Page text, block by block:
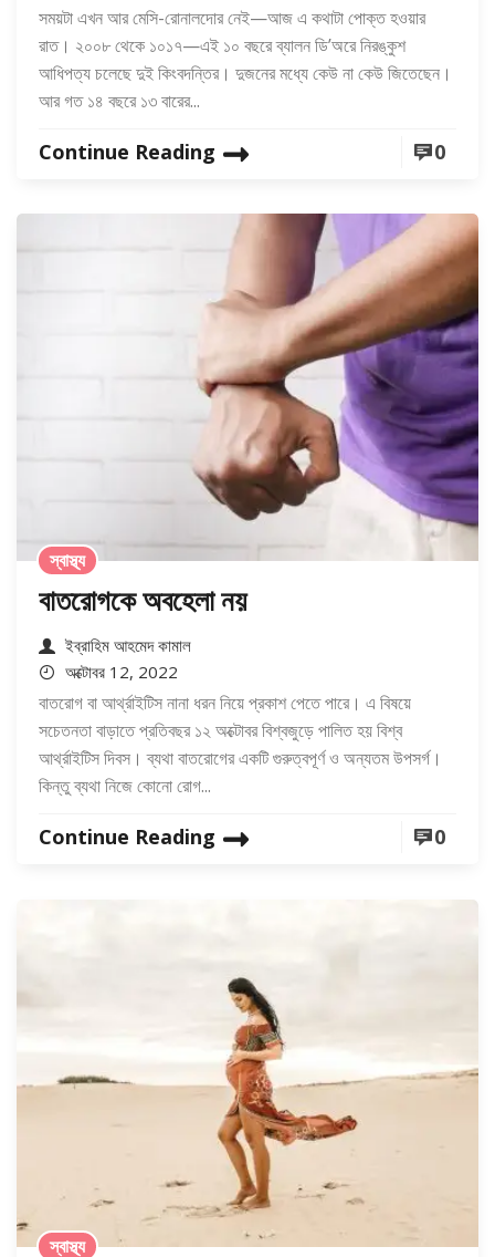
সময়টা এখন আর মেসি-রোনালদোর নেই—আজ এ কথাটা পোক্ত হওয়ার
রাত। ২০০৮ থেকে ১০১৭—এই ১০ বছরে ব্যালন ডি’অরে নিরঙ্কুশ
আধিপত্য চলেছে দুই কিংবদন্তির। দুজনের মধ্যে কেউ না কেউ জিতেছেন।
আর গত ১৪ বছরে ১৩ বারের...
Continue Reading 0
স্বাস্থ্য
বাতরোগকে অবহেলা নয়
ইব্রাহিম আহমেদ কামাল
অক্টোবর 12, 2022
বাতরোগ বা আর্থ্রাইটিস নানা ধরন নিয়ে প্রকাশ পেতে পারে। এ বিষয়ে
সচেতনতা বাড়াতে প্রতিবছর ১২ অক্টোবর বিশ্বজুড়ে পালিত হয় বিশ্ব
আর্থ্রাইটিস দিবস। ব্যথা বাতরোগের একটি গুরুত্বপূর্ণ ও অন্যতম উপসর্গ।
কিন্তু ব্যথা নিজে কোনো রোগ...
Continue Reading 0
স্বাস্থ্য